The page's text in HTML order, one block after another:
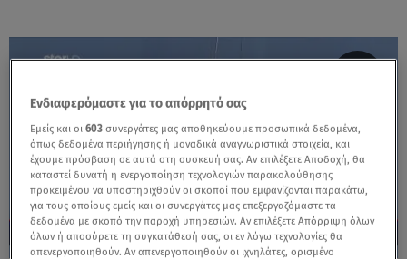
Ενδιαφερόμαστε για το απόρρητό σας
Εμείς και οι603 συνεργάτες μας αποθηκεύουμε προσωπικά δεδομένα,
όπως δεδομένα περιήγησης ή μοναδικά αναγνωριστικά στοιχεία, και
έχουμε πρόσβαση σε αυτά στη συσκευή σας. Αν επιλέξετε Αποδοχή, θα
καταστεί δυνατή η ενεργοποίηση τεχνολογιών παρακολούθησης
προκειμένου να υποστηριχθούν οι σκοποί που εμφανίζονται παρακάτω,
για τους οποίους εμείς και οι συνεργάτες μας επεξεργαζόμαστε τα
δεδομένα με σκοπό την παροχή υπηρεσιών. Αν επιλέξετε Απόρριψη όλων
όλων ή αποσύρετε τη συγκατάθεσή σας, οι εν λόγω τεχνολογίες θα
απενεργοποιηθούν. Αν απενεργοποιηθούν οι ιχνηλάτες, ορισμένο